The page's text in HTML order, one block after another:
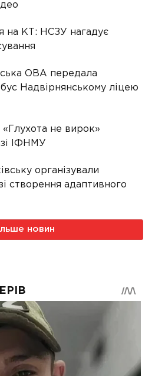
на КТ: НСЗУ нагадує
ОВА передала
Надвірнянському ліцею
«Глухота не вирок»
ІФНМУ
організували
створення адаптивного
новин